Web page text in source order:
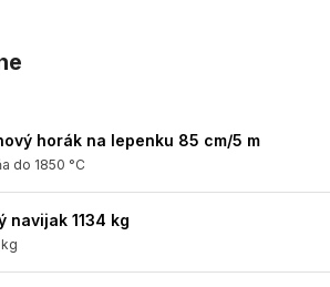
horák na lepenku 85 cm/5 m
do 1850 °C
navijak 1134 kg